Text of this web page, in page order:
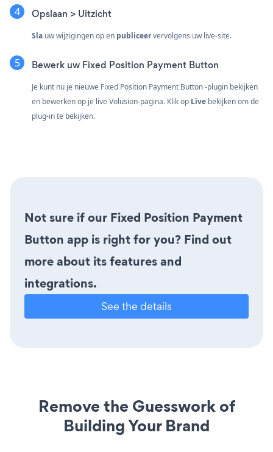
Opslaan > Uitzicht
Sla uw wijzigingen op en publiceervervolgens uw live-site.
Bewerk uw Fixed Position Payment Button
Je kunt nu je nieuwe Fixed Position Payment Button -plugin bekijken
en bewerken op je live Volusion-pagina. Klik op Live bekijken om de
plug-in te bekijken.
Not sure if our Fixed Position Payment
Button app is right for you? Find out
more about its features and
integrations.
See the details
Remove the Guesswork of
Building Your Brand